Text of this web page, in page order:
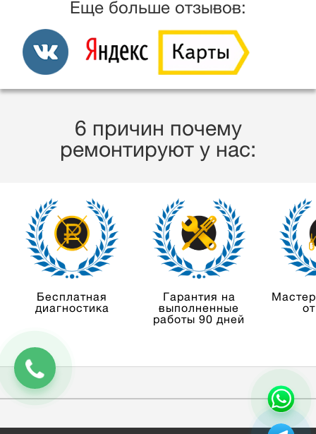
Еще больше отзывов:
6 причин почему
ремонтируют у нас:
Бесплатная
диагностика
Гарантия на
выполненные
работы 90 дней